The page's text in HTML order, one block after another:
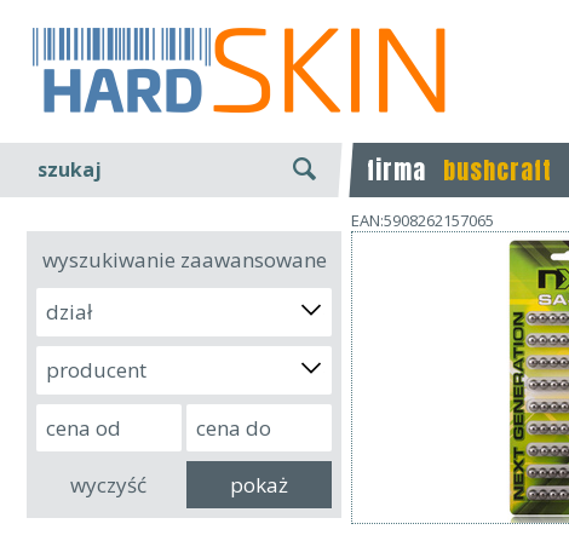
szukaj firma bushcraft
wyszukiwanie zaawansowane
dział
producent
EAN:5908262157065